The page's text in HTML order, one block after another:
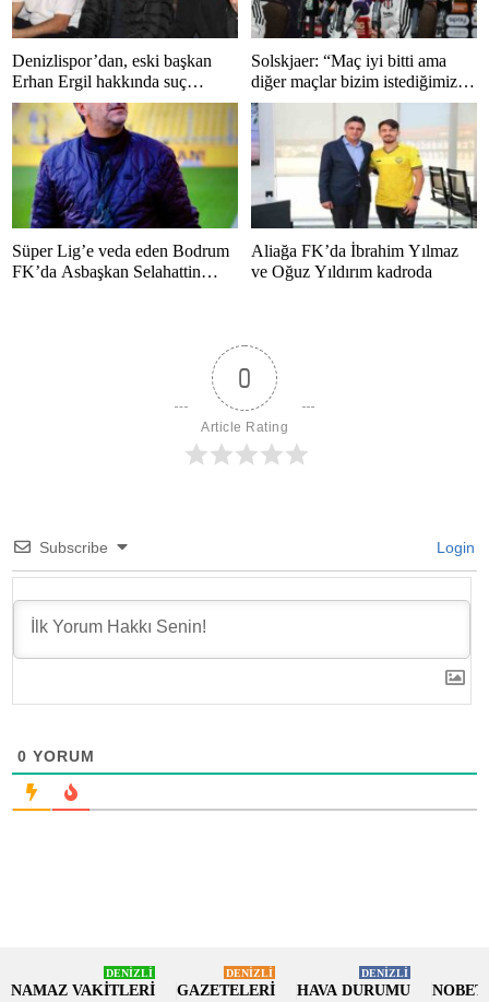
Denizlispor’dan, eski başkan
Erhan Ergil hakkında suç
duyurusu
Solskjaer: “Maç iyi bitti ama
diğer maçlar bizim istediğimiz
gibi bitmedi”
Süper Lig’e veda eden Bodrum
FK’da Asbaşkan Selahattin
Aliağa FK’da İbrahim Yılmaz
ve Oğuz Yıldırım kadroda
0
Article Rating
Subscribe Login
0 YORUM
NAMAZ VAKİTLERİ
DENİZLİ
GAZETELERİ
DENİZLİ
HAVA DURUMU
DENİZLİ